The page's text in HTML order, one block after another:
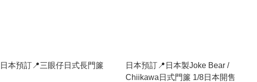
日本預訂📍三眼仔日式長門簾
日本預訂📍日本製Joke Bear /
Chiikawa日式門簾 1/8日本開售